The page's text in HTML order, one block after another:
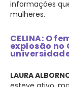
informações
mulheres.
CELINA: O
explosão
LAURA